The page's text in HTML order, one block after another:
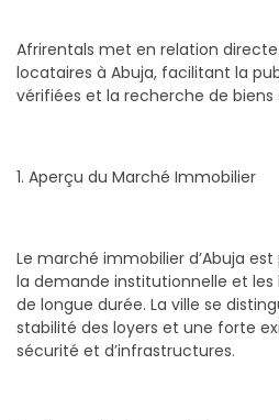
Afrirentals met en relation
locataires à Abuja, facilitant la
vérifiées et la recherche de biens
1. Aperçu du Marché Immobilier
Le marché immobilier d’Abuja
la demande institutionnelle et les
de longue durée. La ville se
stabilité des loyers et une forte
sécurité et d’infrastructures.